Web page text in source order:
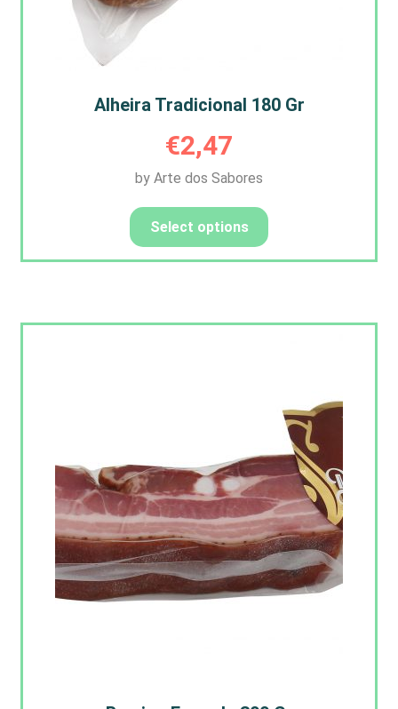
Alheira Tradicional 180 Gr
€2,47
by Arte dos Sabores
Select options